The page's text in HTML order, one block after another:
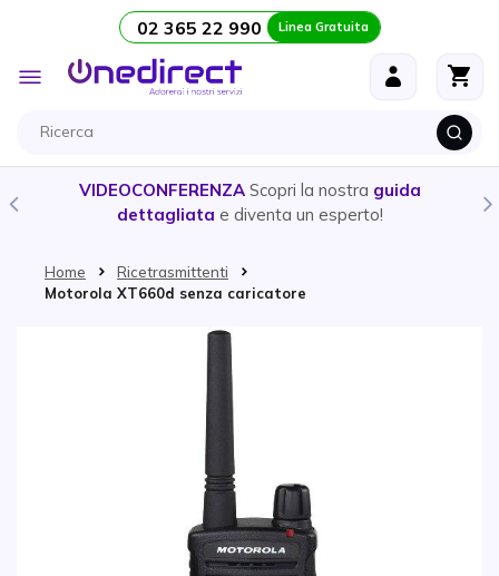
Salta al contenuto 02 365 22 990 Linea Gratuita
Toggle
Nav
VIDEOCONFERENZA Scopri la nostra guida
dettagliata e diventa un esperto!
Home
Ricetrasmittenti
Motorola XT660d senza caricatore
Vai alla fine della galleria di immagini